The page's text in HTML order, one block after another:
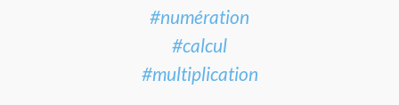
#numération
#calcul
#multiplication